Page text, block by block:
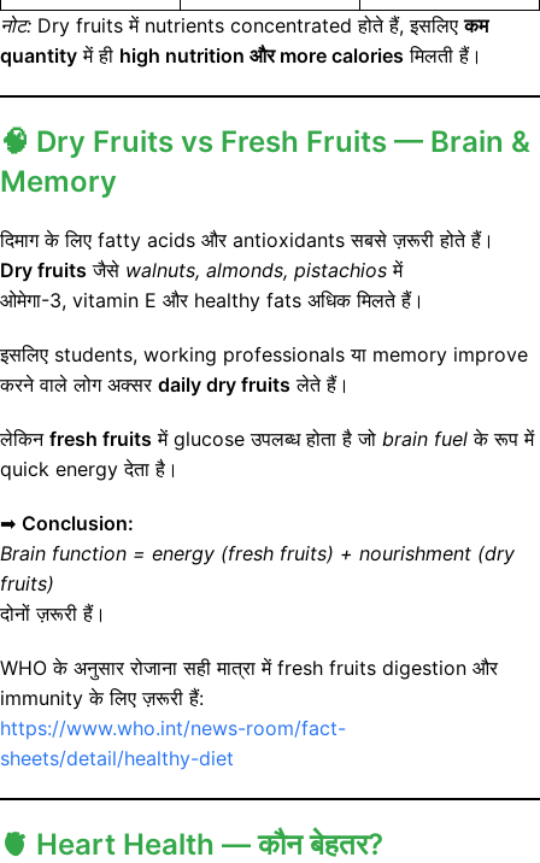
नोट: Dry fruits में nutrients concentrated होते हैं, इसलिएकम
quantity में ही high nutrition और more calories मिलती हैं।
🧠 Dry Fruits vs Fresh Fruits — Brain &
Memory
दिमाग के लिए fatty acids और antioxidants सबसे ज़रूरी होते हैं।
Dry fruits जैसे walnuts, almonds, pistachios में
ओमेगा-3, vitamin E और healthy fats अधिक मिलते हैं।
इसलिए students, working professionals या memory improve
करने वाले लोग अक्सर daily dry fruits लेते हैं।
लेकिन fresh fruits में glucose उपलब्ध होता है जो brain fuel के रूप में
quick energy देता है।
➡ Conclusion:
Brain function = energy (fresh fruits) + nourishment (dry
fruits)
दोनों ज़रूरी हैं।
WHO के अनुसार रोजाना सही मात्रा में fresh fruits digestion और
immunity के लिए ज़रूरी हैं:
https://www.who.int/news-room/fact-
sheets/detail/healthy-diet
🫀 Heart Health — कौन बेहतर?